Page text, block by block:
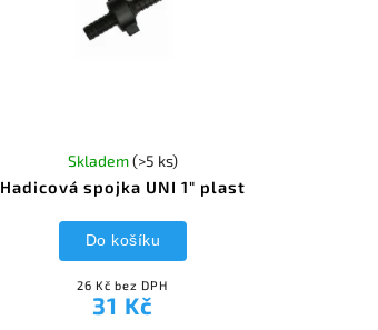
Hadicová spojka UNI 1" plast
Skladem(>5 ks)
26 Kč bez DPH
31 Kč
Do košíku